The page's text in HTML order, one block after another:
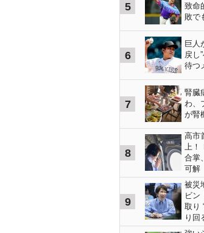
5
致命
敗で
6
巨人
戻し
待つ
7
腎臓
わ、
が腎
8
高市
上！
合掌
可解
9
被災
ビン
取り
り回